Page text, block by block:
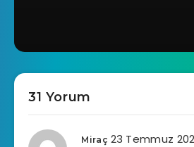
31 Yorum
Miraç 23 Temmuz